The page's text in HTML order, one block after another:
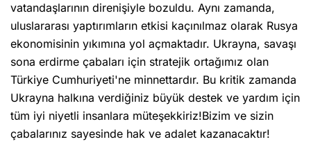
vatandaşlarının direnişiyle bozuldu. Aynı zamanda,
uluslararası yaptırımların etkisi kaçınılmaz olarak Rusya
ekonomisinin yıkımına yol açmaktadır. Ukrayna, savaşı
sona erdirme çabaları için stratejik ortağımız olan
Türkiye Cumhuriyeti'ne minnettardır. Bu kritik zamanda
Ukrayna halkına verdiğiniz büyük destek ve yardım için
tüm iyi niyetli insanlara müteşekkiriz!Bizim ve sizin
çabalarınız sayesinde hak ve adalet kazanacaktır!